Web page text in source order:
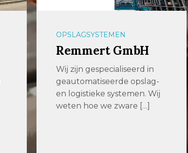
PLAATBEWERKING
Plaatweb.Online
Wij zijn Plaatweb, uw
partner voor lasersnijden
Orders worden uitgevoerd
door Metaalbedrijf Baas. Wij